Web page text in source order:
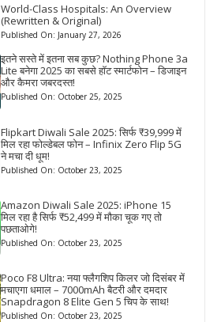
World-Class Hospitals: An Overview
(Rewritten & Original)
Published On: January 27, 2026
इतने सस्ते में इतना सब कुछ? Nothing Phone 3a
Lite बनेगा 2025 का सबसे हॉट स्मार्टफोन – डिजाइन
और कैमरा जबरदस्त!
Published On: October 25, 2025
Flipkart Diwali Sale 2025: सिर्फ ₹39,999 में
मिल रहा फोल्डेबल फोन – Infinix Zero Flip 5G
ने मचा दी धूम!
Published On: October 23, 2025
Amazon Diwali Sale 2025: iPhone 15
मिल रहा है सिर्फ ₹52,499 में मौका चूक गए तो
पछताओगे!
Published On: October 23, 2025
Poco F8 Ultra: नया फ्लैगशिप किलर जो दिसंबर में
मचाएगा धमाल – 7000mAh बैटरी और दमदार
Snapdragon 8 Elite Gen 5 चिप के साथ!
Published On: October 23, 2025